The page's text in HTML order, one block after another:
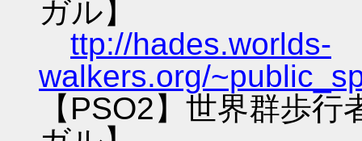
ガル】
ttp://hades.worlds-
walkers.org/
【PSO2】世界群歩